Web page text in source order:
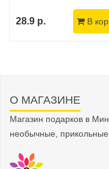
28.9 р. В
О МАГАЗИНЕ
Магазин подарков в
необычные,